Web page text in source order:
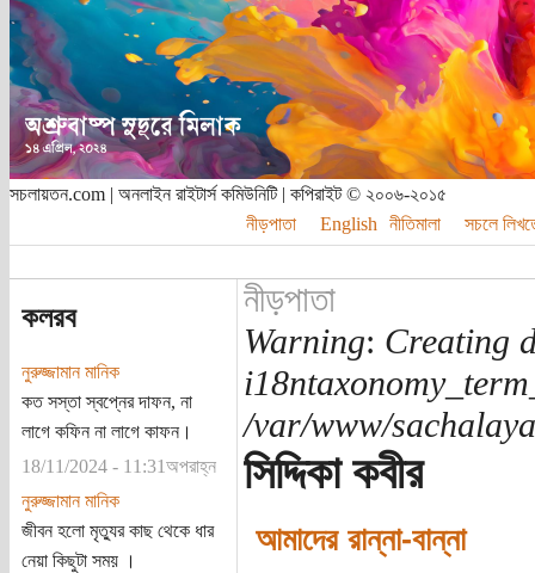
সচলায়তন.com | অনলাইন রাইটার্স কমিউনিটি | কপিরাইট © ২০০৬-২০১৫
নীড়পাতা
English নীতিমালা সচলে
কলরব
নুরুজ্জামান মানিক
কত সস্তা স্বপ্নের দাফন, না
লাগে কফিন না লাগে কাফন।
18/11/2024 - 11:31অপরাহ্ন
নুরুজ্জামান মানিক
জীবন হলো মৃত্যুর কাছ থেকে ধার
নেয়া কিছুটা সময় ।
নীড়পাতা
Warning: Creating
/var/www/
সিদ্দিকা কবীর
আমাদের রান্না-বান্না